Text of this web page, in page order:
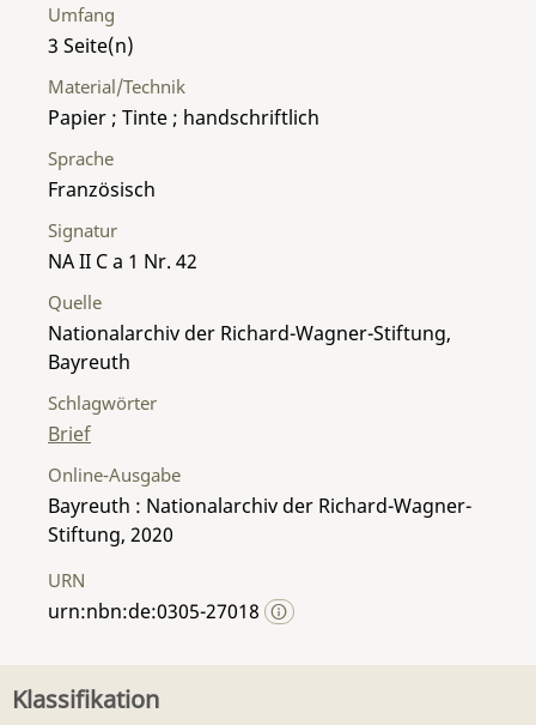
Umfang
3
Material/Technik
Papier ; Tinte ; handschriftlich
Sprache
Französisch
Signatur
NA II C a 1 Nr. 42
Quelle
Nationalarchiv der Richard-Wagner-Stiftung,
Bayreuth
Schlagwörter
Brief
Online-Ausgabe
Bayreuth : Nationalarchiv der Richard-Wagner-
Stiftung, 2020
URN
urn:nbn:de:0305-27018
Klassifikation